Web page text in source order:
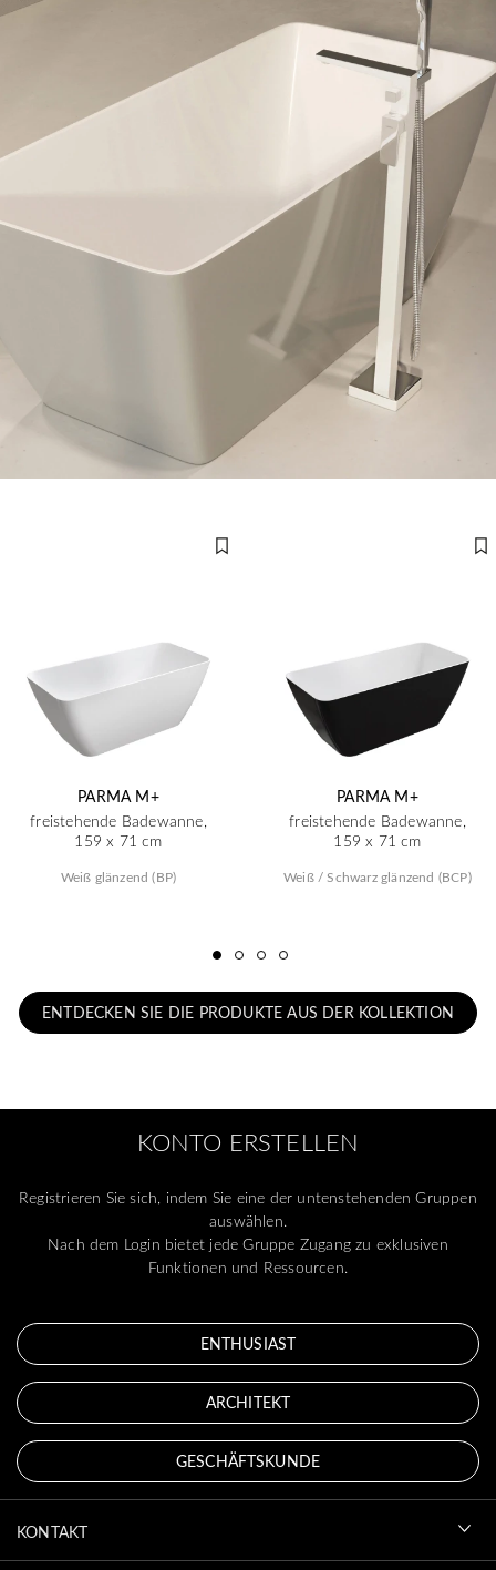
PARMA M+
freistehende Badewanne,
159 x 71 cm
Weiß glänzend (BP)
PARMA M+
freistehende Badewanne,
159 x 71 cm
Weiß / Schwarz glänzend (BCP)
ENTDECKEN SIE DIE PRODUKTE AUS DER KOLLEKTION
KONTO ERSTELLEN
Registrieren Sie sich, indem Sie eine der untenstehenden Gruppen
auswählen.
Nach dem Login bietet jede Gruppe Zugang zu exklusiven
Funktionen und Ressourcen.
ENTHUSIAST
ARCHITEKT
GESCHÄFTSKUNDE
KONTAKT